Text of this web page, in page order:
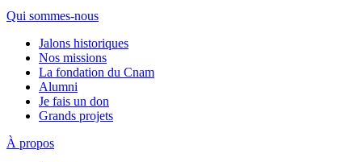
Qui sommes-nous
Jalons historiques
Nos missions
La fondation du Cnam
Alumni
Je fais un don
Grands projets
À propos